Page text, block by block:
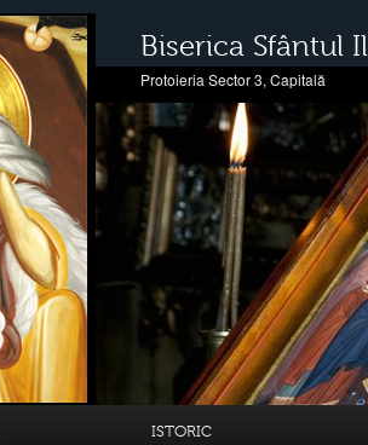
Biserica Sfântul
Protoieria Sector 3, Capitală
ISTORIC